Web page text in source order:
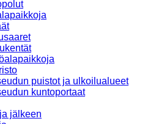
puistot ja ulkoilualueet
kuntoportaat
jälkeen